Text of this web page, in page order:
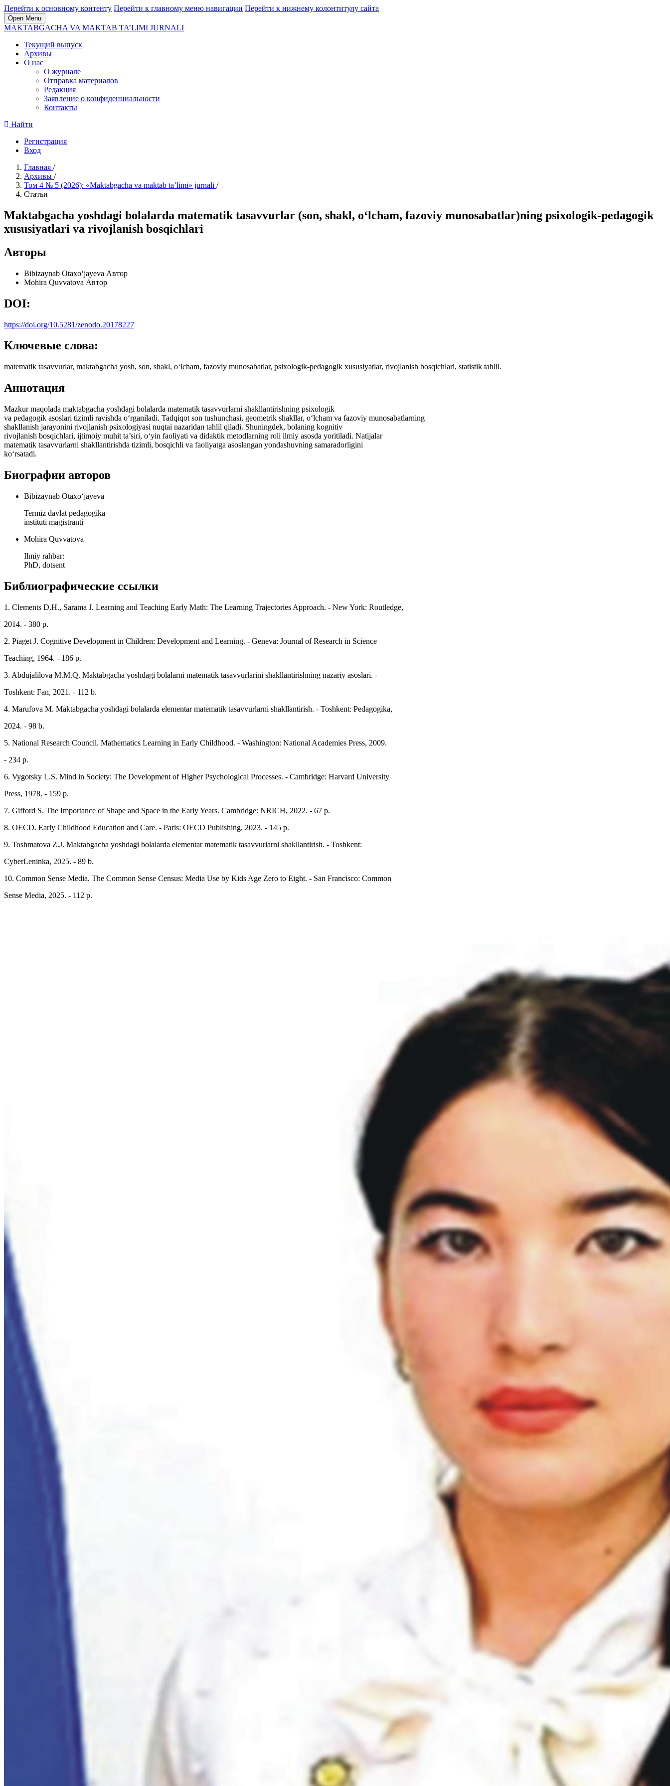
Перейти к основному контенту Перейти к главному меню навигации Перейти к нижнему колонтитулу сайта
Open Menu
MAKTABGACHA VA MAKTAB TA’LIMI JURNALI
Текущий выпуск
Архивы
О нас
О журнале
Отправка материалов
Редакция
Заявление о конфиденциальности
Контакты
Найти
Регистрация
Вход
Главная /
Архивы /
Том 4 № 5 (2026): «Maktabgacha va maktab ta’limi» jurnali /
Статьи
Maktabgacha yoshdagi bolalarda matematik tasavvurlar (son, shakl, o‘lcham, fazoviy munosabatlar)ning psixologik-pedagogik
xususiyatlari va rivojlanish bosqichlari
Авторы
Bibizaynab Otaxo‘jayeva Автор
Mohira Quvvatova Автор
DOI:
https://doi.org/10.5281/zenodo.20178227
Ключевые слова:
matematik tasavvurlar, maktabgacha yosh, son, shakl, o‘lcham, fazoviy munosabatlar, psixologik-pedagogik xususiyatlar, rivojlanish bosqichlari, statistik tahlil.
Аннотация
Mazkur maqolada maktabgacha yoshdagi bolalarda matematik tasavvurlarni shakllantirishning psixologik
va pedagogik asoslari tizimli ravishda o‘rganiladi. Tadqiqot son tushunchasi, geometrik shakllar, o‘lcham va fazoviy munosabatlarning
shakllanish jarayonini rivojlanish psixologiyasi nuqtai nazaridan tahlil qiladi. Shuningdek, bolaning kognitiv
rivojlanish bosqichlari, ijtimoiy muhit ta’siri, o‘yin faoliyati va didaktik metodlarning roli ilmiy asosda yoritiladi. Natijalar
matematik tasavvurlarni shakllantirishda tizimli, bosqichli va faoliyatga asoslangan yondashuvning samaradorligini
ko‘rsatadi.
Биографии авторов
Bibizaynab Otaxo‘jayeva
Termiz davlat pedagogika
instituti magistranti
Mohira Quvvatova
Ilmiy rahbar:
PhD, dotsent
Библиографические ссылки
1. Clements D.H., Sarama J. Learning and Teaching Early Math: The Learning Trajectories Approach. - New York: Routledge,
2014. - 380 p.
2. Piaget J. Cognitive Development in Children: Development and Learning. - Geneva: Journal of Research in Science
Teaching, 1964. - 186 p.
3. Abdujalilova M.M.Q. Maktabgacha yoshdagi bolalarni matematik tasavvurlarini shakllantirishning nazariy asoslari. -
Toshkent: Fan, 2021. - 112 b.
4. Marufova M. Maktabgacha yoshdagi bolalarda elementar matematik tasavvurlarni shakllantirish. - Toshkent: Pedagogika,
2024. - 98 b.
5. National Research Council. Mathematics Learning in Early Childhood. - Washington: National Academies Press, 2009.
- 234 p.
6. Vygotsky L.S. Mind in Society: The Development of Higher Psychological Processes. - Cambridge: Harvard University
Press, 1978. - 159 p.
7. Gifford S. The Importance of Shape and Space in the Early Years. Cambridge: NRICH, 2022. - 67 p.
8. OECD. Early Childhood Education and Care. - Paris: OECD Publishing, 2023. - 145 p.
9. Toshmatova Z.J. Maktabgacha yoshdagi bolalarda elementar matematik tasavvurlarni shakllantirish. - Toshkent:
CyberLeninka, 2025. - 89 b.
10. Common Sense Media. The Common Sense Census: Media Use by Kids Age Zero to Eight. - San Francisco: Common
Sense Media, 2025. - 112 p.